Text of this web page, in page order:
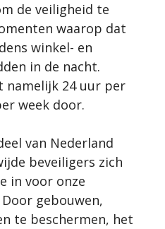
de veiligheid te
waarop dat
winkel- en
in de nacht.
namelijk 24 uur per
week door.
van Nederland
beveiligers zich
in voor onze
gebouwen,
te beschermen, het